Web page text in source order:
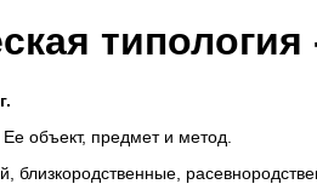
объект, предмет и метод.
близкородственные,